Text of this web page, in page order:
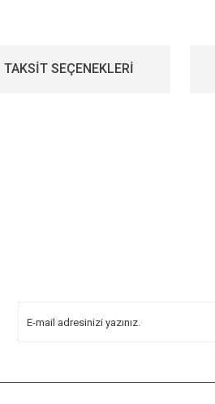
TAKSİT SEÇENEKLERİ